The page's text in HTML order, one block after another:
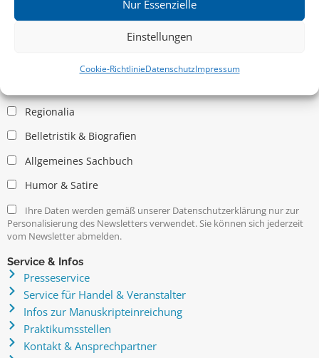
Nur Essenzielle
Einstellungen
Cookie-RichtlinieDatenschutzImpressum
Kritische Theorie / Philosophie
Regionalia
Belletristik & Biografien
Allgemeines Sachbuch
Humor & Satire
Ihre Daten werden gemäß unserer Datenschutzerklärung nur zur
Personalisierung des Newsletters verwendet. Sie können sich jederzeit
vom Newsletter abmelden.
Service & Infos
Presseservice
Service für Handel & Veranstalter
Infos zur Manuskripteinreichung
Praktikumsstellen
Kontakt & Ansprechpartner